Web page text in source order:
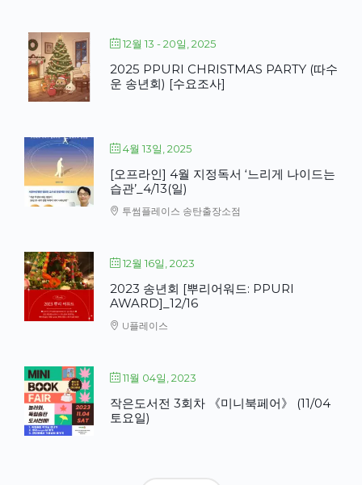
12월 13 - 20일, 2025
2025 PPURI CHRISTMAS PARTY (따수
운 송년회) [수요조사]
4월 13일, 2025
[오프라인] 4월 지정독서 ‘느리게 나이드는
습관’_4/13(일)
투썸플레이스 송탄출장소점
12월 16일, 2023
2023 송년회 [뿌리어워드: PPURI
AWARD]_12/16
U플레이스
11월 04일, 2023
작은도서전 3회차 《미니북페어》 (11/04
토요일)